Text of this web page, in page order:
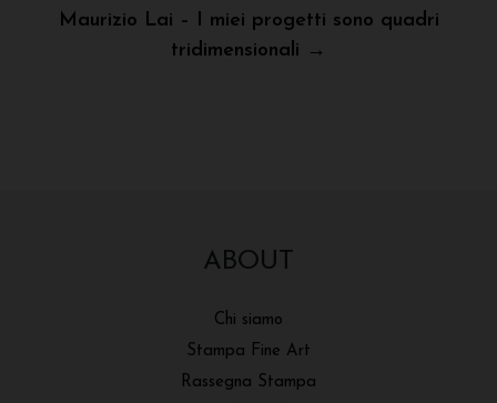
Navigazione
Maurizio Lai – I miei progetti sono quadri
tridimensionali →
ABOUT
Chi siamo
Stampa Fine Art
Rassegna Stampa